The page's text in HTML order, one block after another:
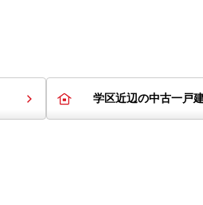
学区近辺の中古一戸